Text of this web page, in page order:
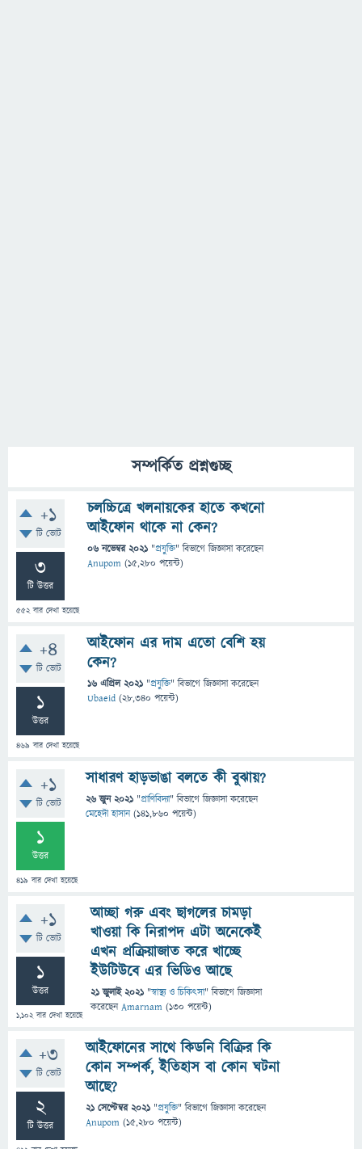
সম্পর্কিত প্রশ্নগুচ্ছ
+1
টি ভোট
3
টি উত্তর
552বার দেখা হয়েছে
চলচ্চিত্রে খলনায়কের হাতে কখনো
আইফোন থাকে না কেন?
06 নভেম্বর 2021 "প্রযুক্তি" বিভাগে জিজ্ঞাসাকরেছেন
Anupom (15,280 পয়েন্ট)
+4
টি ভোট
1
উত্তর
469 বার দেখা হয়েছে
আইফোন এর দাম এতো বেশি হয়
কেন?
16 এপ্রিল 2021 "প্রযুক্তি" বিভাগে জিজ্ঞাসাকরেছেন
Ubaeid (28,340 পয়েন্ট)
+1
টি ভোট
1
উত্তর
419 বার দেখা হয়েছে
সাধারণ হাড়ভাঙা বলতে কী বুঝায়?
26 জুন 2021 "প্রাণিবিদ্যা" বিভাগে জিজ্ঞাসাকরেছেন
মেহেদী হাসান (141,860 পয়েন্ট)
+1
টি ভোট
1
উত্তর
1,102বার দেখা হয়েছে
আচ্ছা গরু এবং ছাগলের চামড়া
খাওয়া কি নিরাপদ এটা অনেকেই
এখন প্রক্রিয়াজাত করে খাচ্ছে
ইউটিউবে এর ভিডিও আছে
21 জুলাই 2021 "স্বাস্থ্য ও চিকিৎসা" বিভাগে জিজ্ঞাসা
করেছেনAmarnam (130 পয়েন্ট)
+3
টি ভোট
2
টি উত্তর
আইফোনের সাথে কিডনি বিক্রির কি
কোন সম্পর্ক, ইতিহাস বা কোন ঘটনা
আছে?
21 সেপ্টেম্বর 2021 "প্রযুক্তি" বিভাগে জিজ্ঞাসাকরেছেন
Anupom (15,280 পয়েন্ট)